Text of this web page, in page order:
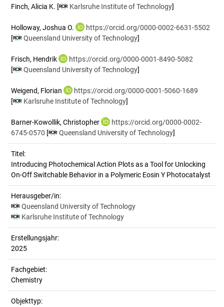
Finch, Alicia K. [ Karlsruhe Institute of Technology]
Holloway, Joshua O.
https://orcid.org/0000-0002-6631-5502
[
Queensland University of Technology]
Frisch, Hendrik
https://orcid.org/0000-0001-8490-5082
[
Queensland University of Technology]
Weigend, Florian
https://orcid.org/0000-0001-5060-1689
[
Karlsruhe Institute of Technology]
Barner-Kowollik, Christopher
https://orcid.org/0000-0002-
6745-0570 [ Queensland University of Technology]
Titel:
Introducing Photochemical Action Plots as a Tool for Unlocking
On-Off Switchable Behavior in a Polymeric Eosin Y Photocatalyst
Herausgeber/in:
Queensland University of Technology
Karlsruhe Institute of Technology
Erstellungsjahr:
2025
Fachgebiet:
Chemistry
Objekttyp: